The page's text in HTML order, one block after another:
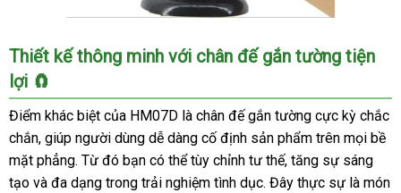
Dụng
Cụ
Kích
Thích
Hậu
Môn
Hình
Chuỗi
Thiết kế thông minh với chân đế gắn tường tiện
lợi 🧲
Điểm khác biệt của HM07D là chân đế gắn tường cực kỳ chắc
chắn, giúp người dùng dễ dàng cố định sản phẩm trên mọi bề
mặt phẳng. Từ đó bạn có thể tùy chỉnh tư thế, tăng sự sáng
tạo và đa dạng trong trải nghiệm tình dục. Đây thực sự là món